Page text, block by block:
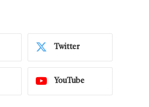
Twitter
YouTube